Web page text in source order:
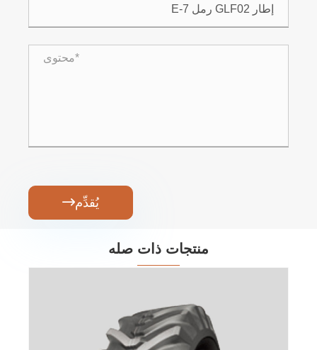
يُقدِّم
منتجات ذات صله